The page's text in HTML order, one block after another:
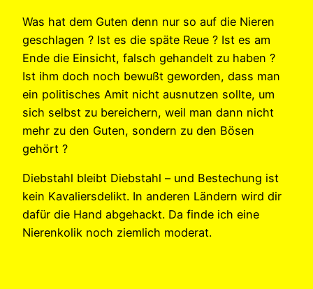
Was hat dem Guten denn nur so auf die Nieren
geschlagen ? Ist es die späte Reue ? Ist es am
Ende die Einsicht, falsch gehandelt zu haben ?
Ist ihm doch noch bewußt geworden, dass man
ein politisches Amit nicht ausnutzen sollte, um
sich selbst zu bereichern, weil man dann nicht
mehr zu den Guten, sondern zu den Bösen
gehört ?
Diebstahl bleibt Diebstahl – und Bestechung ist
kein Kavaliersdelikt. In anderen Ländern wird dir
dafür die Hand abgehackt. Da finde ich eine
Nierenkolik noch ziemlich moderat.